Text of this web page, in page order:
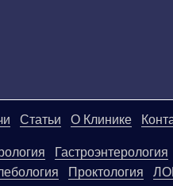
Статьи О Клинике
Гастроэнтерология
Проктология